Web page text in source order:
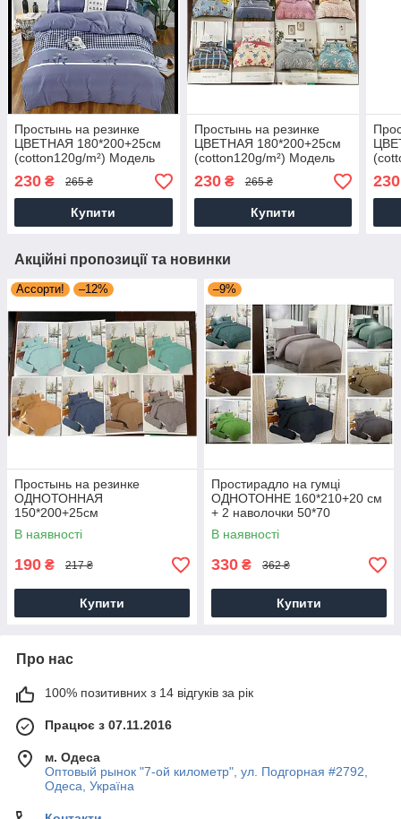
Простынь на резинке
ЦВЕТНАЯ 180*200+25см
(cotton120g/m²) Модель
CD106B
230 ₴ 265 ₴
Купити
Простынь на резинке
ЦВЕТНАЯ 180*200+25см
(cotton120g/m²) Модель
CD106B
230₴ 265 ₴
Купити
230
Акційні пропозиції та новинки
Ассорти! –12%
Простынь на резинке
ОДНОТОННАЯ
150*200+25см
(cotton120g/m²) Модель
CD107A
В наявності
190 ₴ 217 ₴
Купити
–9%
Простирадло на гумці
ОДНОТОННЕ 160*210+20 см
+ 2 наволочки 50*70
(Фланель cotton120g/m2)
Модель CD117A
В наявності
330 ₴ 362 ₴
Купити
Про нас
100% позитивних з 14 відгуків за рік
Працює з 07.11.2016
м. Одеса
Оптовый рынок "7-ой километр", ул. Подгорная #2792,
Одеса, Україна